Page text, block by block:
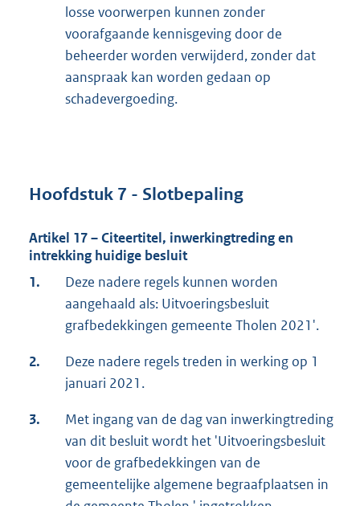
losse voorwerpen kunnen zonder
voorafgaande kennisgeving door de
beheerder worden verwijderd, zonder dat
aanspraak kan worden gedaan op
schadevergoeding.
Hoofdstuk 7 - Slotbepaling
Artikel 17 – Citeertitel, inwerkingtreding en
intrekking huidige besluit
1.
Deze nadere regels kunnen worden
aangehaald als: Uitvoeringsbesluit
grafbedekkingen gemeente Tholen 2021'.
2.
Deze nadere regels treden in werking op 1
januari 2021.
3.
Met ingang van de dag van inwerkingtreding
van dit besluit wordt het 'Uitvoeringsbesluit
voor de grafbedekkingen van de
gemeentelijke algemene begraafplaatsen in